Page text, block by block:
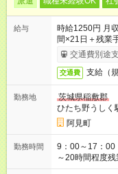
給与
時給1250円 月
間×21日＋残業
は変動します
交通費別途
交通費 支給（
勤務地
茨城県稲敷郡
ひたち野うしく
阿見町
勤務時間
9：00～17：00
～20時間程度
仕事です★